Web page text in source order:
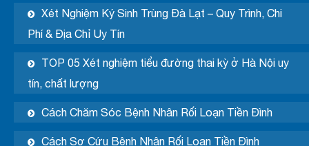
Xét Nghiệm Ký Sinh Trùng Đà Lạt – Quy Trình, Chi
Phí & Địa Chỉ Uy Tín
TOP 05 Xét nghiệm tiểu đường thai kỳ ở Hà Nội uy
tín, chất lượng
Cách Chăm Sóc Bệnh Nhân Rối Loạn Tiền Đình
Cách Sơ Cứu Bệnh Nhân Rối Loạn Tiền Đình